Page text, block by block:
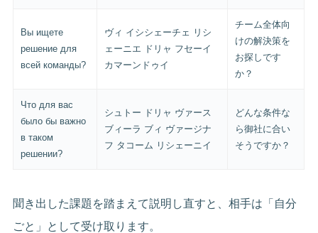
Вы ищете
решение для
всей команды?
ヴィ イシシェーチェ リシ
ェーニエ ドリャ フセーイ
カマーンドゥイ
チーム全体向
けの解決策を
お探しです
か？
Что для вас
было бы важно
в таком
решении?
シュトー ドリャ ヴァース
ブィーラ ブィ ヴァージナ
フ タコーム リシェーニイ
どんな条件な
ら御社に合い
そうですか？
聞き出した課題を踏まえて説明し直すと、相手は「自分
ごと」として受け取ります。